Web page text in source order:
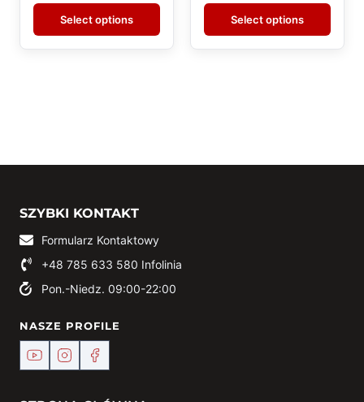
Select options Select options
SZYBKI KONTAKT
Formularz Kontaktowy
+48 785 633 580 Infolinia
Pon.-Niedz. 09:00-22:00
NASZE PROFILE